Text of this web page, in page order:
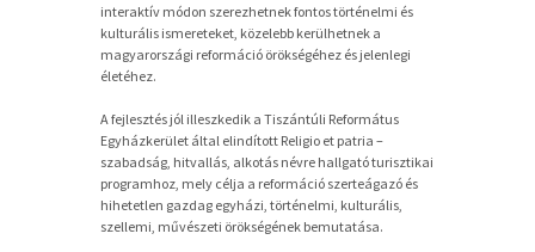
interaktív módon szerezhetnek fontos történelmi és
kulturális ismereteket, közelebb kerülhetnek a
magyarországi reformáció örökségéhez és jelenlegi
életéhez.
A fejlesztés jól illeszkedik a Tiszántúli Református
Egyházkerület által elindított Religio et patria –
szabadság, hitvallás, alkotás névre hallgató turisztikai
programhoz, mely célja a reformáció szerteágazó és
hihetetlen gazdag egyházi, történelmi, kulturális,
szellemi, művészeti örökségének bemutatása.